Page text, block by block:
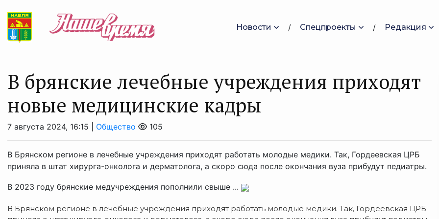
Новости Спецпроекты Редакция
В брянские лечебные учреждения приходят
новые медицинские кадры
7 августа 2024, 16:15 | Общество 105
В Брянском регионе в лечебные учреждения приходят работать молодые медики. Так, Гордеевская ЦРБ
приняла в штат хирурга-онколога и дерматолога, а скоро сюда после окончания вуза прибудут педиатры.
В 2023 году брянские медучреждения пополнили свыше ...
В Брянском регионе в лечебные учреждения приходят работать молодые медики. Так, Гордеевская ЦРБ